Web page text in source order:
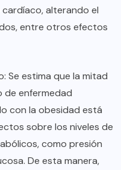
alterando el
entre otros efectos
Se estima que la mitad
de enfermedad
con la obesidad está
sobre los niveles de
como presión
De esta manera,